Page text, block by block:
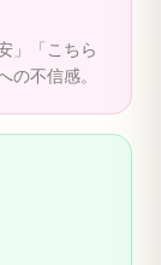
」「こちら
不信感。